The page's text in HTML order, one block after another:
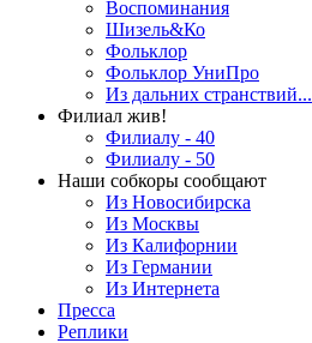
Воспоминания
Шизель&Ко
Фольклор
Фольклор УниПро
Из дальних странствий...
Филиал жив!
Филиалу - 40
Филиалу - 50
Наши собкоры сообщают
Из Новосибирска
Из Москвы
Из Калифорнии
Из Германии
Из Интернета
Пресса
Реплики